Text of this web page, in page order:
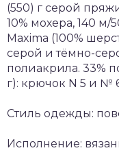
(550) г серой
10% мохера, 140
Maxima (100%
серой и тёмно-
полиакрила. 33%
г): крючок N 5 и №
Стиль одежды:
Исполнение: